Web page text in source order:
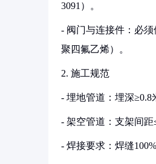
3091）。
- 阀门与连接件：必
聚四氟乙烯）。
2. 施工规范
- 埋地管道：埋深≥0.8
- 架空管道：支架间距
- 焊接要求：焊缝